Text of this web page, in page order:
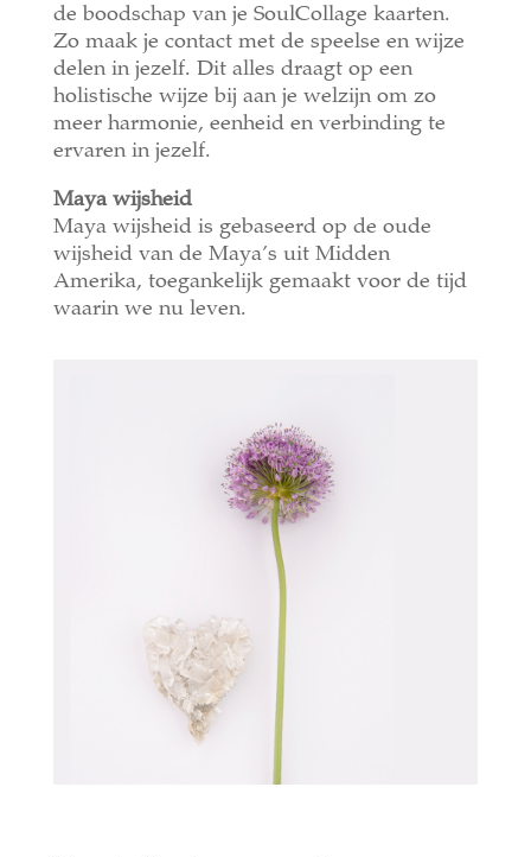
de boodschap van je SoulCollage kaarten.
Zo maak je contact met de speelse en wijze
delen in jezelf. Dit alles draagt op een
holistische wijze bij aan je welzijn om zo
meer harmonie, eenheid en verbinding te
ervaren in jezelf.
Maya wijsheid
Maya wijsheid is gebaseerd op de oude
wijsheid van de Maya’s uit Midden
Amerika, toegankelijk gemaakt voor de tijd
waarin we nu leven.